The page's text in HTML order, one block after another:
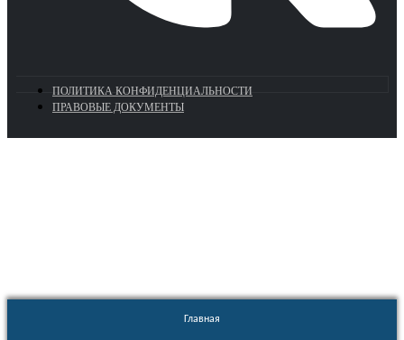
ПОЛИТИКА КОНФИДЕНЦИАЛЬНОСТИ
ПРАВОВЫЕ ДОКУМЕНТЫ
Главная